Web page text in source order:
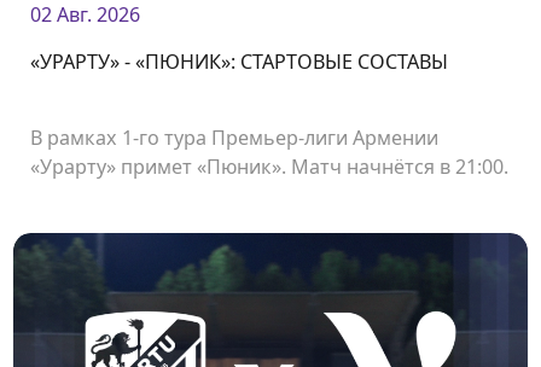
02 Авг. 2026
«УРАРТУ» - «ПЮНИК»: СТАРТОВЫЕ СОСТАВЫ
В рамках 1-го тура Премьер-лиги Армении
«Урарту» примет «Пюник». Матч начнётся в 21:00.